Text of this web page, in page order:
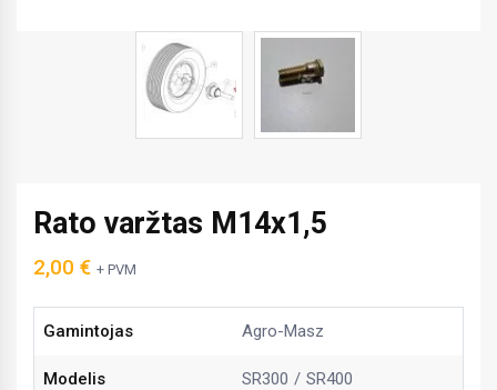
Rato varžtas M14x1,5
2,00 € + PVM
Gamintojas Agro-Masz
Modelis SR300 SR400